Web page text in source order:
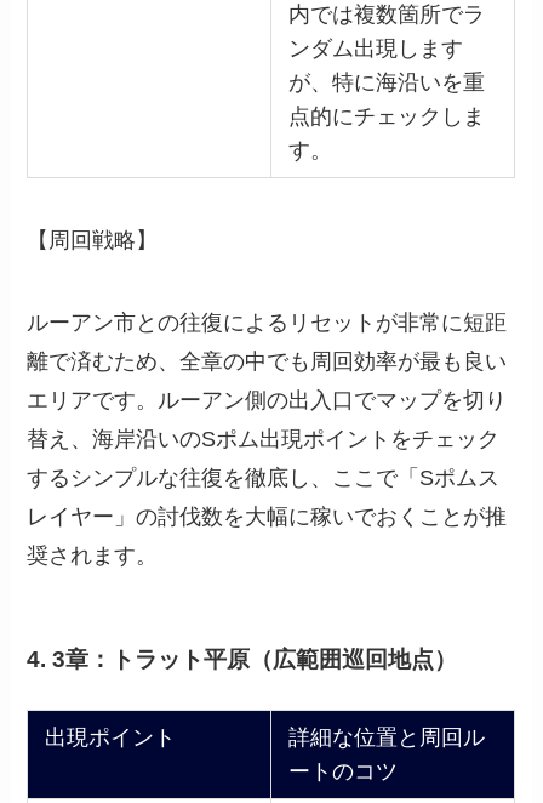
内では複数箇所でラ
ンダム出現します
が、特に海沿いを重
点的にチェックしま
す。
【周回戦略】
ルーアン市との往復によるリセットが非常に短距
離で済むため、全章の中でも周回効率が最も良い
エリアです。ルーアン側の出入口でマップを切り
替え、海岸沿いのSポム出現ポイントをチェック
するシンプルな往復を徹底し、ここで「Sポムス
レイヤー」の討伐数を大幅に稼いでおくことが推
奨されます。
4. 3章：トラット平原（広範囲巡回地点）
出現ポイント
詳細な位置と周回ル
ートのコツ